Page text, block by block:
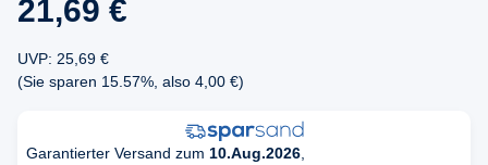
21,69 €
UVP: 25,69 €
(Sie sparen 15.57% , also 4,00 €)
Garantierter Versand zum 10.Aug.2026